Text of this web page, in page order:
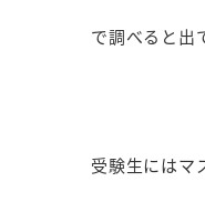
で調べると出
受験生にはマ